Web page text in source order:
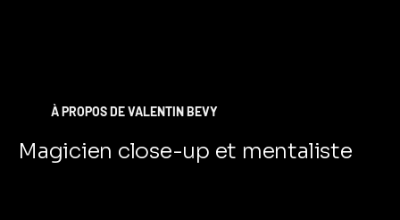
À PROPOS DE VALENTIN BEVY
Magicien close-up et mentaliste